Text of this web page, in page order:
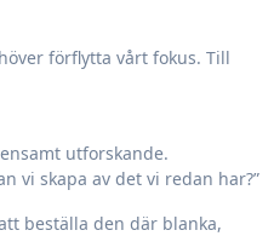
förflytta vårt fokus. Till
utforskande.
vi skapa av det vi redan har?”
beställa den där blanka,